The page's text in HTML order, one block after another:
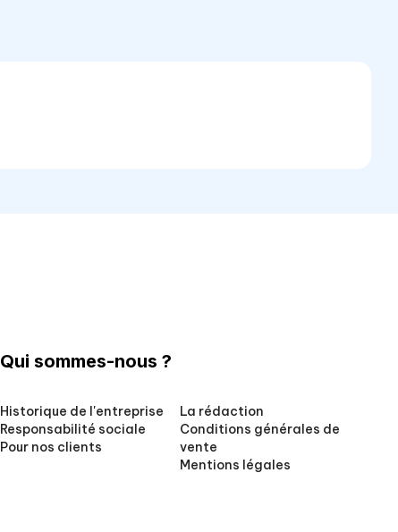
Qui sommes-nous ?
Historique de l'entreprise
Responsabilité sociale
Pour nos clients
La rédaction
Conditions générales de
vente
Mentions légales